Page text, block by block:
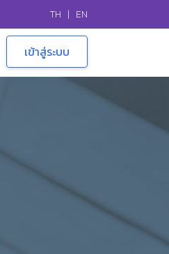
TH | EN